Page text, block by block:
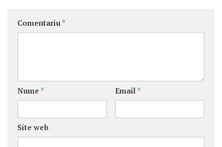
Comentariu *
Nume * Email *
Site web